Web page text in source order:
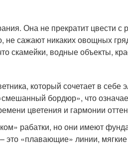
Она не прекратит цвести с
сажают никаких овощных
скамейки, водные объекты,
который сочетает в себе
бордюр», что
цветения и гармонии
рабатки, но они имеют
это «плавающие» линии,